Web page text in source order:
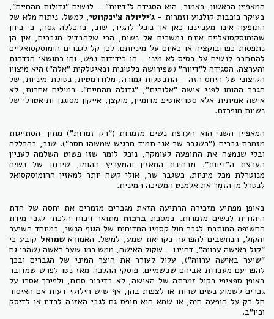
המאפיין הראשון, כאמור, הוא הסגידה ל"דיוות" - לנשים "גדולות מהחיים",
בעיקר כוכבות קולנוע וזמרות -ג'יליולה צ'ינקווטי, למשל. ניתוח מלא של
התופעה אינו מענייננו כאן אך נוכל להגיד, שוב, בהכללה גסה, כי כיוון
שהומוסקסואליים אינם נמשכים אל נשים, הרי שלהבדיל מגברים, אין הן
נתפסות כפרובוקציה או כאיום על מיניותם. לכן קל לגברים הומוסקסואליים
להתחבר לנשים על בסיס לא מיני - הן כידידות נפש, והן כמושאי הזדהות
והערצה. הסגידה ל"דיווה" (שפירושה בלטינית ובאיטלקית "אלה") היא מיצויו
הקיצוני של היחס הזה - התבטלות גמורה, מלודרמטית, נטולת מיניות, של
הגבר ההומו לפני אישה "אלוהית", "גדולה מהחיים". במילים אחרות, לא
אישה אמיתית אלא סטריאוטיפ מדומיין, מוקצן, אייקון מסוגנן ותיאטרלי של
נשיות מופרזת.
המאפיין השני הוא העדפת נשים מזמרות ("רק זמרות") מתוך הסתייגות
מזמרת גברים ("כשגבר שר אני תמיד מרגיש שמשהו חסר"). שוב, בהכללה
ובלי שנמצה את התופעה לעומקה, נוכל לומר שזו פשוט השלמה לעניין
הערצת ה"דיוות". מבחינת המאזין והמעריץ ההומו, שירתן של נשים
מנוטרלת מכל מיניות. כשגבר שר, אולי קשה יותר למאזין ההומוסקסואל
לנטרל מן הזַמָר את אלמנט המשיכה המינית.
באופן מפתיע מזכירה הרתיעה הזאת מגברים מזמרים את יחסה של הדת
היהודית לנשים מזמרות. במסכת ברכותמתואר ויכוח הלכתי לגבי מידת
החשיפה המותרת לגבר מול קסמיו המדיחים של הגוף הנשי, במיוחד השיער
והקול, הנחשבים להפרעה בקריאת שמע, למשל. האמוראשמואל קובע כי
"קול באישה ערווה", דהיינו - שקול האישה, ממש כמו שׂער ראשה (שהרי גם
"שיער באישה ערווה"), עלול לעורר את היצר המיני של הגברים ובכך
להפריעם מעבודת אביהם שבשמיים. פוסקי ההלכה מאז נטו לפרש שמדובר
באופן ספציפי בקול זמרתה של האישה, לא בדיבור סתם, ולפיכך אסרו על
גברים לשמוע נשים שרות או לצפות בהן, אף שיש חילוקי דעות אם האיסור
חל רק על הופעה חיה, או שמא הוא תופס גם לגבי האזנה לרדיו או לדיסק
וכיו"ב.